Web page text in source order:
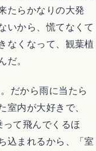
アニメ
おすすめソフト
たらかなりの大発
いから、慌てなくて
なくなって、観葉植
。
。だから雨に当たら
内が大好きで、
って飛んでくるほ
込まれるから、「室